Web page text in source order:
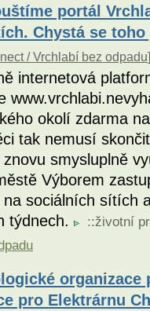
portál
Chystá se
/ Vrchlabí bez odpadu
internetová
okolí zdarma
tak nemusí
smysluplně
Výborem
sociálních sítích
týdnech.
::životní
organizace
pro Elektrárnu